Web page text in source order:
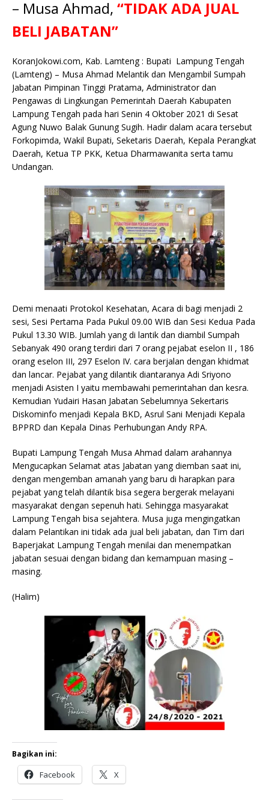
e
b
o
o
k
te
r
l s
A
p
y
k
a p e
e
r
– Musa Ahmad, “TIDAK ADA JUAL
BELI JABATAN”
KoranJokowi.com, Kab. Lamteng : Bupati Lampung Tengah
(Lamteng) – Musa Ahmad Melantik dan Mengambil Sumpah
Jabatan Pimpinan Tinggi Pratama, Administrator dan
Pengawas di Lingkungan Pemerintah Daerah Kabupaten
Lampung Tengah pada hari Senin 4 Oktober 2021 di Sesat
Agung Nuwo Balak Gunung Sugih. Hadir dalam acara tersebut
Forkopimda, Wakil Bupati, Seketaris Daerah, Kepala Perangkat
Daerah, Ketua TP PKK, Ketua Dharmawanita serta tamu
Undangan.
Demi menaati Protokol Kesehatan, Acara di bagi menjadi 2
sesi, Sesi Pertama Pada Pukul 09.00 WIB dan Sesi Kedua Pada
Pukul 13.30 WIB. Jumlah yang di lantik dan diambil Sumpah
Sebanyak 490 orang terdiri dari 7 orang pejabat eselon II , 186
orang eselon III, 297 Eselon IV. cara berjalan dengan khidmat
dan lancar. Pejabat yang dilantik diantaranya Adi Sriyono
menjadi Asisten I yaitu membawahi pemerintahan dan kesra.
Kemudian Yudairi Hasan Jabatan Sebelumnya Sekertaris
Diskominfo menjadi Kepala BKD, Asrul Sani Menjadi Kepala
BPPRD dan Kepala Dinas Perhubungan Andy RPA.
Bupati Lampung Tengah Musa Ahmad dalam arahannya
Mengucapkan Selamat atas Jabatan yang diemban saat ini,
dengan mengemban amanah yang baru di harapkan para
pejabat yang telah dilantik bisa segera bergerak melayani
masyarakat dengan sepenuh hati. Sehingga masyarakat
Lampung Tengah bisa sejahtera. Musa juga mengingatkan
dalam Pelantikan ini tidak ada jual beli jabatan, dan Tim dari
Baperjakat Lampung Tengah menilai dan menempatkan
jabatan sesuai dengan bidang dan kemampuan masing –
masing.
(Halim)
Bagikan ini:
Facebook X